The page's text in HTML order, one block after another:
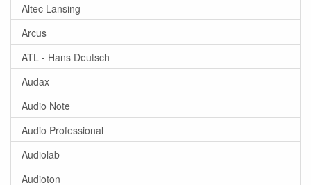
Altec Lansing
Arcus
ATL - Hans Deutsch
Audax
Audio Note
Audio Professional
Audiolab
Audioton